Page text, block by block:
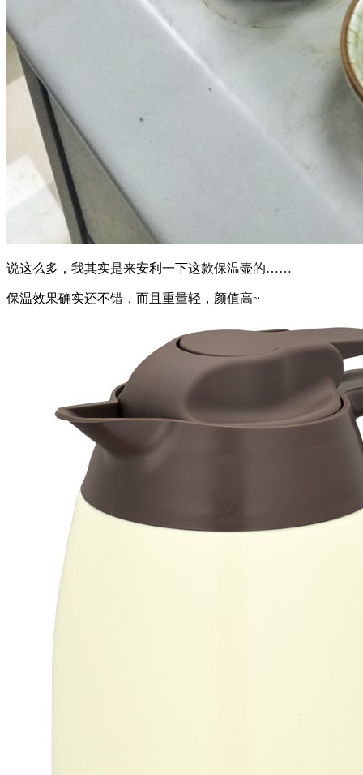
说这么多，我其实是来安利一下这款保温壶的……
保温效果确实还不错，而且重量轻，颜值高~